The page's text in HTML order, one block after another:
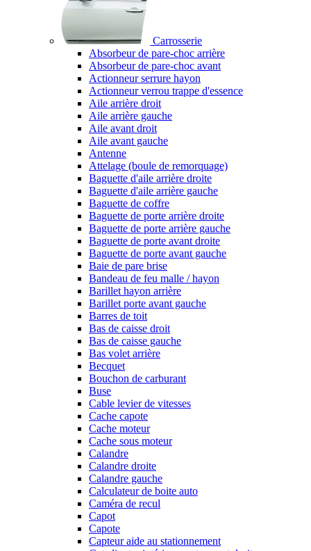
Carrosserie
Absorbeur de pare-choc arrière
Absorbeur de pare-choc avant
Actionneur serrure hayon
Actionneur verrou trappe d'essence
Aile arrière droit
Aile arrière gauche
Aile avant droit
Aile avant gauche
Antenne
Attelage (boule de remorquage)
Baguette d'aile arrière droite
Baguette d'aile arrière gauche
Baguette de coffre
Baguette de porte arrière droite
Baguette de porte arrière gauche
Baguette de porte avant droite
Baguette de porte avant gauche
Baie de pare brise
Bandeau de feu malle / hayon
Barillet hayon arrière
Barillet porte avant gauche
Barres de toit
Bas de caisse droit
Bas de caisse gauche
Bas volet arrière
Becquet
Bouchon de carburant
Buse
Cable levier de vitesses
Cache capote
Cache moteur
Cache sous moteur
Calandre
Calandre droite
Calandre gauche
Calculateur de boite auto
Caméra de recul
Capot
Capote
Capteur aide au stationnement